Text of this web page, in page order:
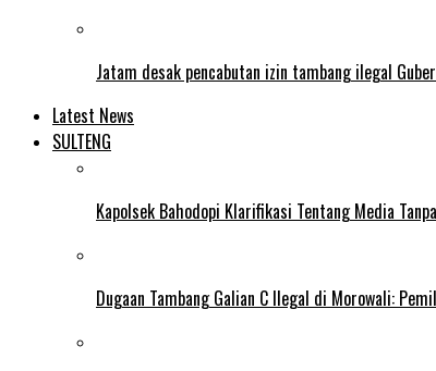
Jatam desak pencabutan izin tambang ilegal
Latest News
SULTENG
Kapolsek Bahodopi Klarifikasi Tentang Media
Dugaan Tambang Galian C Ilegal di Morowali: